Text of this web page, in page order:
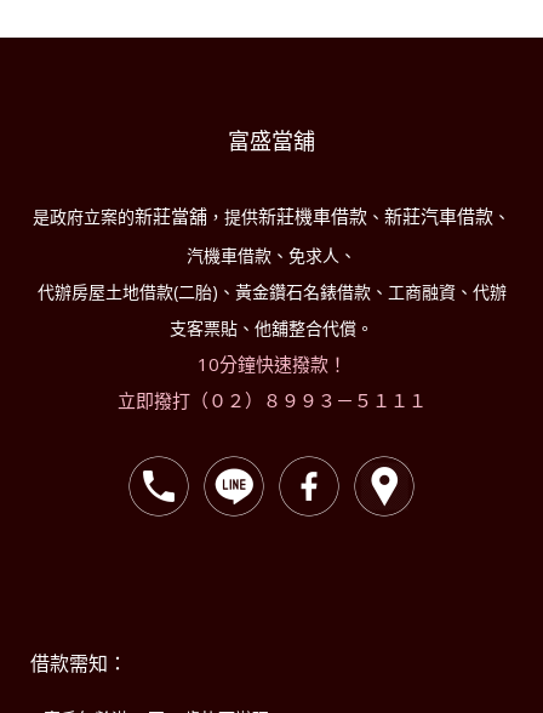
富盛當舖
是政府立案的新莊當舖 ，提供新莊機車借款 、 新莊汽車借款 、
汽機車借款、免求人、
代辦房屋土地借款(二胎)、黃金鑽石名錶借款、工商融資、代辦
支客票貼、他舖整合代償。
10分鐘快速撥款！
立即撥打（０２）８９９３－５１１１
借款需知：